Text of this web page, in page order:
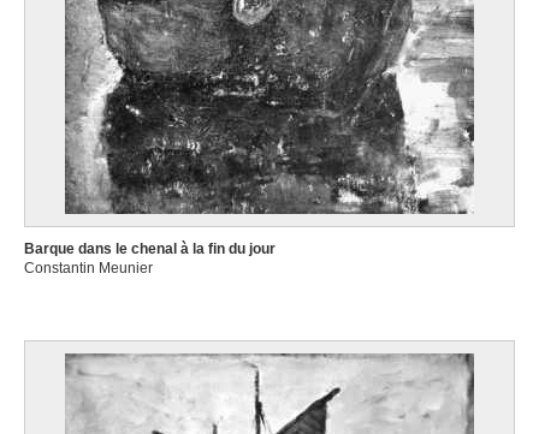
Barque dans le chenal à la fin du jour
Constantin Meunier